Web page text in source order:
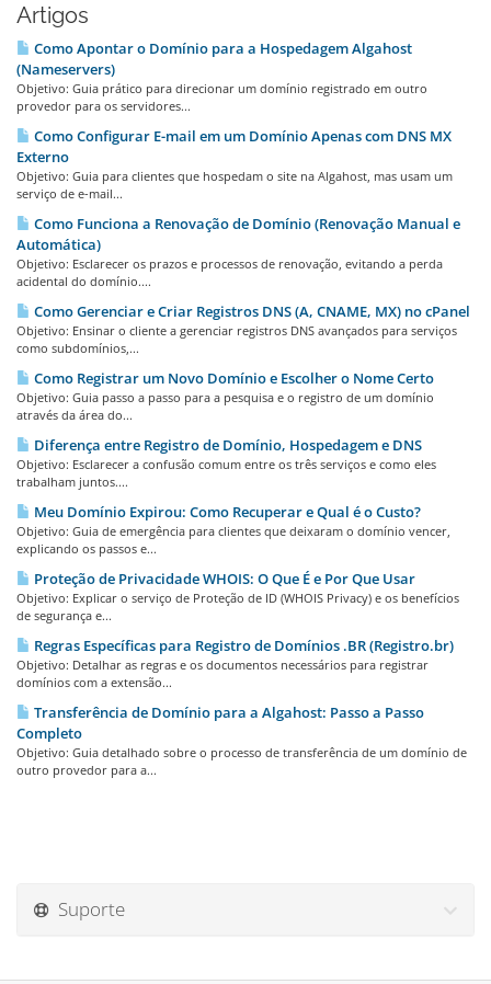
Artigos
Como Apontar o Domínio para a Hospedagem Algahost
(Nameservers)
Objetivo: Guia prático para direcionar um domínio registrado em outro
provedor para os servidores...
Como Configurar E-mail em um Domínio Apenas com DNS MX
Externo
Objetivo: Guia para clientes que hospedam o site na Algahost, mas usam um
serviço de e-mail...
Como Funciona a Renovação de Domínio (Renovação Manual e
Automática)
Objetivo: Esclarecer os prazos e processos de renovação, evitando a perda
acidental do domínio....
Como Gerenciar e Criar Registros DNS (A, CNAME, MX) no cPanel
Objetivo: Ensinar o cliente a gerenciar registros DNS avançados para serviços
como subdomínios,...
Como Registrar um Novo Domínio e Escolher o Nome Certo
Objetivo: Guia passo a passo para a pesquisa e o registro de um domínio
através da área do...
Diferença entre Registro de Domínio, Hospedagem e DNS
Objetivo: Esclarecer a confusão comum entre os três serviços e como eles
trabalham juntos....
Meu Domínio Expirou: Como Recuperar e Qual é o Custo?
Objetivo: Guia de emergência para clientes que deixaram o domínio vencer,
explicando os passos e...
Proteção de Privacidade WHOIS: O Que É e Por Que Usar
Objetivo: Explicar o serviço de Proteção de ID (WHOIS Privacy) e os benefícios
de segurança e...
Regras Específicas para Registro de Domínios .BR (Registro.br)
Objetivo: Detalhar as regras e os documentos necessários para registrar
domínios com a extensão...
Transferência de Domínio para a Algahost: Passo a Passo
Completo
Objetivo: Guia detalhado sobre o processo de transferência de um domínio de
outro provedor para a...
Suporte